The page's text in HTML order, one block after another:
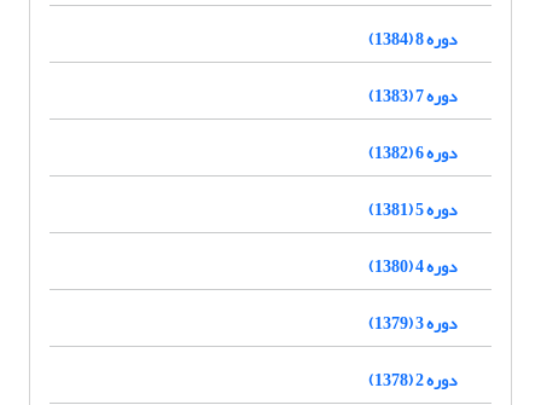
دوره 8 (1384)
دوره 7 (1383)
دوره 6 (1382)
دوره 5 (1381)
دوره 4 (1380)
دوره 3 (1379)
دوره 2 (1378)